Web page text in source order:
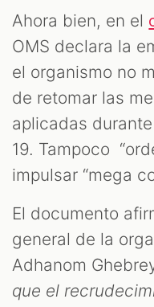
Ahora bien, en el
OMS declara la
el organismo no
de retomar las
aplicadas
19. Tampoco
impulsar “mega
El documento
general de la
Adhanom
que el